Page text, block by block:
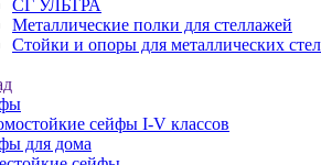
СГ УЛЬТРА
Металлические полки для стеллажей
Стойки и опоры для металлических
сейфы I-V классов
для дома